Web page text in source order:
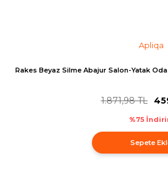
Apliqa
Rakes Beyaz Silme Abajur Salon-Yatak
1.871,98 TL
%75
Sepete